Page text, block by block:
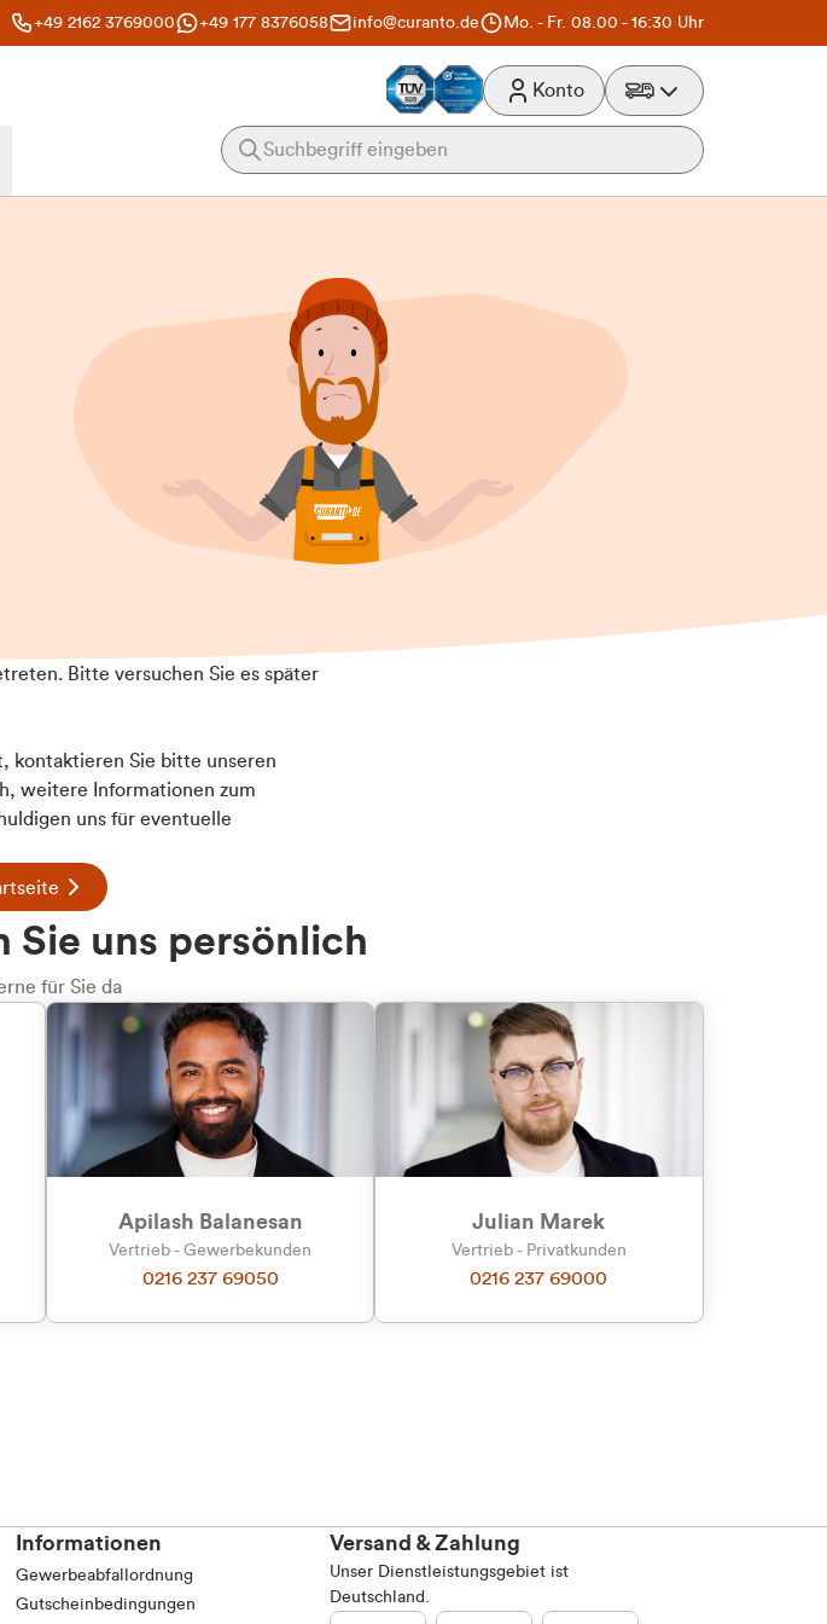
+49 2162 3769000 +49 177 8376058 info@curanto.de Mo. - Fr. 08.00 - 16:30 Uhr
Konto
Bitte versuchen Sie es später
kontaktieren Sie bitte unseren
weitere Informationen zum
uns für eventuelle
Sie uns persönlich
für Sie da
Apilash Balanesan
Vertrieb - Gewerbekunden
0216 237 69050
Julian Marek
Vertrieb - Privatkunden
0216 237 69000
Informationen
Gewerbeabfallordnung
Gutscheinbedingungen
Versand & Zahlung
Unser Dienstleistungsgebiet ist
Deutschland.